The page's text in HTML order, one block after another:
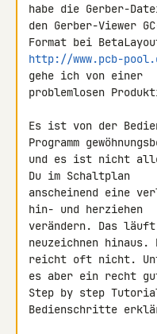
habe die Gerber-
den Gerber-Viewer
http://www.pcb-
gehe ich von einer
problemlosen
Es ist von der
Programm
und es ist nicht
Du im Schaltplan
anscheinend eine
hin- und herziehen
verändern. Das
neuzeichnen
reicht oft nicht.
es aber ein recht
Step by step
Bedienschritte